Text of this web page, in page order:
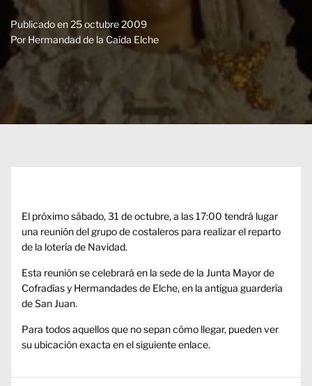
Publicado en25 octubre 2009
Por Hermandad de la Caída Elche
El próximo sábado, 31 de octubre, a las 17:00 tendrá lugar
una reunión del grupo de costaleros para realizar el reparto
de la lotería de Navidad.
Esta reunión se celebrará en la sede de la Junta Mayor de
Cofradías y Hermandades de Elche, en la antigua guardería
de San Juan.
Para todos aquellos que no sepan cómo llegar, pueden ver
su ubicación exacta en elsiguiente enlace.